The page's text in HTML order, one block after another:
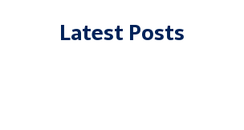
Latest Posts